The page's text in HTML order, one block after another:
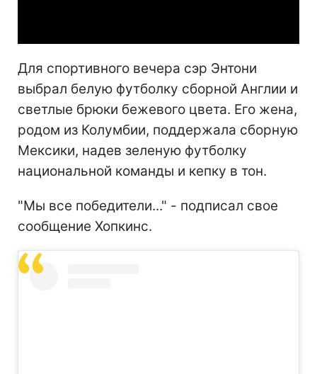
Для спортивного вечера сэр Энтони
выбрал белую футболку сборной Англии и
светлые брюки бежевого цвета. Его жена,
родом из Колумбии, поддержала сборную
Мексики, надев зеленую футболку
национальной команды и кепку в тон.
"Мы все победители..." - подписал свое
сообщение Хопкинс.